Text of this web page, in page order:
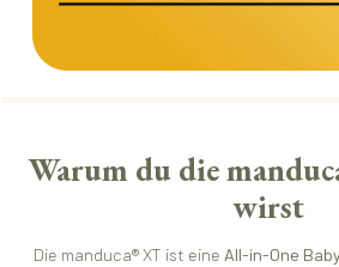
Warum du die
wirst
Die manduca® XT ist eine All-in-One